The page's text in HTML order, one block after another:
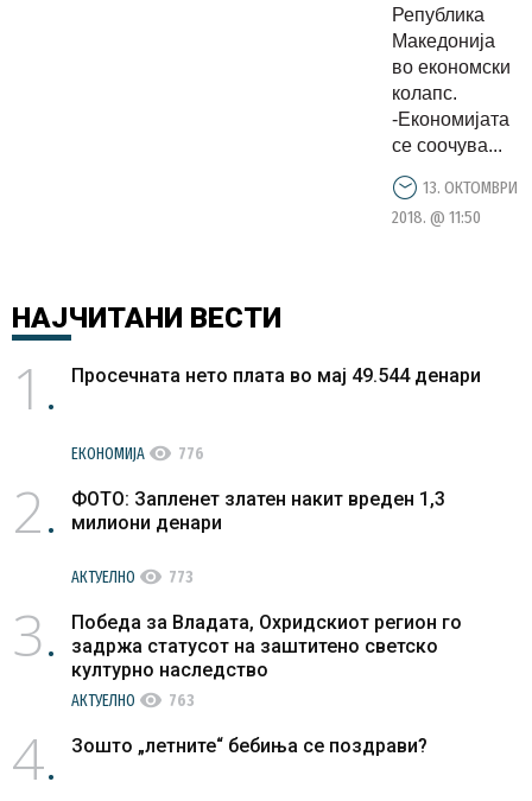
задолжија
за 102
милиони
евра
Република
Македонија
во економски
колапс.
-Економијата
се соочува...
13. ОКТОМВРИ
2018. @ 11:50
НАЈЧИТАНИ ВЕСТИ
1 Просечната нето плата во мај 49.544 денари
ЕКОНОМИЈА visibility 776
2
ФОТО: Запленет златен накит вреден 1,3
милиони денари
АКТУЕЛНО visibility 773
3
Победа за Владата, Охридскиот регион го
задржа статусот на заштитено светско
културно наследство
АКТУЕЛНО visibility 763
4 Зошто „летните“ бебиња се поздрави?